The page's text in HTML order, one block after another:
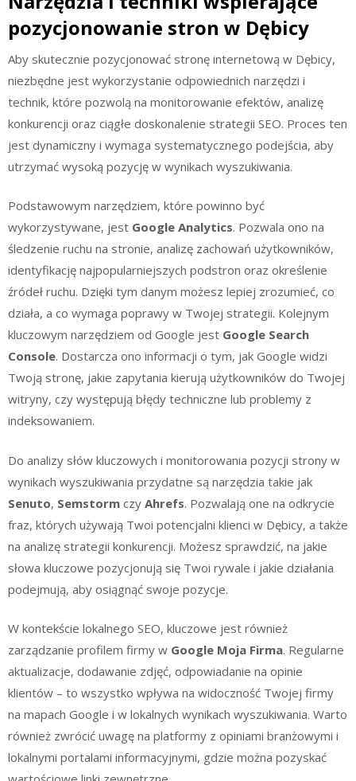
pozycjonowanie stron w Dębicy
Aby skutecznie pozycjonować stronę internetową w Dębicy,
niezbędne jest wykorzystanie odpowiednich narzędzi i
technik, które pozwolą na monitorowanie efektów, analizę
konkurencji oraz ciągłe doskonalenie strategii SEO. Proces ten
jest dynamiczny i wymaga systematycznego podejścia, aby
utrzymać wysoką pozycję w wynikach wyszukiwania.
Podstawowym narzędziem, które powinno być
wykorzystywane, jest Google Analytics. Pozwala ono na
śledzenie ruchu na stronie, analizę zachowań użytkowników,
identyfikację najpopularniejszych podstron oraz określenie
źródeł ruchu. Dzięki tym danym możesz lepiej zrozumieć, co
działa, a co wymaga poprawy w Twojej strategii. Kolejnym
kluczowym narzędziem od Google jest Google Search
Console. Dostarcza ono informacji o tym, jak Google widzi
Twoją stronę, jakie zapytania kierują użytkowników do Twojej
witryny, czy występują błędy techniczne lub problemy z
indeksowaniem.
Do analizy słów kluczowych i monitorowania pozycji strony w
wynikach wyszukiwania przydatne są narzędzia takie jak
Senuto, Semstorm czy Ahrefs. Pozwalają one na odkrycie
fraz, których używają Twoi potencjalni klienci w Dębicy, a także
na analizę strategii konkurencji. Możesz sprawdzić, na jakie
słowa kluczowe pozycjonują się Twoi rywale i jakie działania
podejmują, aby osiągnąć swoje pozycje.
W kontekście lokalnego SEO, kluczowe jest również
zarządzanie profilem firmy w Google Moja Firma. Regularne
aktualizacje, dodawanie zdjęć, odpowiadanie na opinie
klientów – to wszystko wpływa na widoczność Twojej firmy
na mapach Google i w lokalnych wynikach wyszukiwania. Warto
również zwrócić uwagę na platformy z opiniami branżowymi i
lokalnymi portalami informacyjnymi, gdzie można pozyskać